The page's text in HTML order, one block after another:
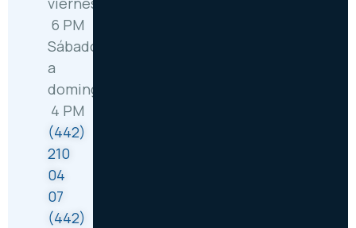
6 PM
Sábado
a
domingo: 8 AM –
4 PM
(442)
210
04
07
(442)